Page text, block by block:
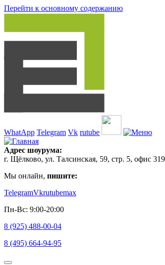
Перейти к основному содержанию
WhatApp Telegram Vk rutube
Адрес шоурума:
г. Щёлково, ул. Талсинская, 59, стр. 5, офис 319
Мы онлайн, пишите:
TelegramVkrutubemax
Пн-Вс: 9:00-20:00
8 (925) 488-00-04
8 (495) 664-94-95